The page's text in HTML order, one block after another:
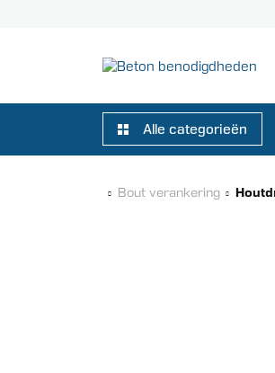
Alle categorieën
Bout verankering